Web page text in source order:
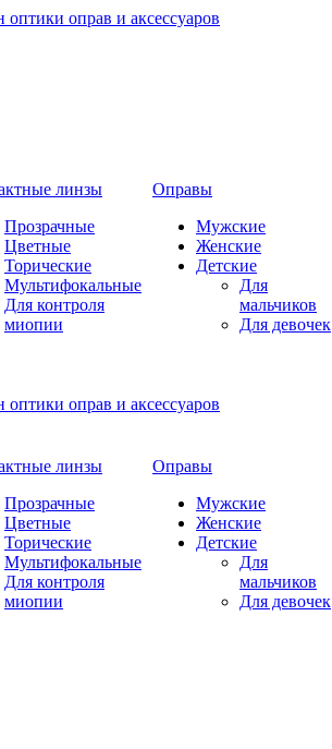
линзы
Прозрачные
Цветные
Торические
Мультифокальные
Для контроля
миопии
Оправы
Мужские
Женские
Детские
Для
мальчиков
Для девочек
линзы
Прозрачные
Цветные
Торические
Мультифокальные
Для контроля
миопии
Оправы
Мужские
Женские
Детские
Для
мальчиков
Для девочек